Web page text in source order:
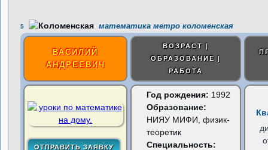
5 математика метро коломенская
ВАСИЛИЙ
АНДРЕЕВИЧ
ВОЗРАСТ |
ОБРАЗОВАНИЕ |
РАБОТА
Год рождения: 1992
Образование:
НИЯУ МИФИ, физик-
теоретик
Специальность: